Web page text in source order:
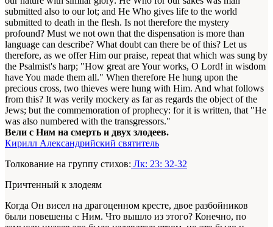
submitted also to our lot; and He Who gives life to the world
submitted to death in the flesh. Is not therefore the mystery
profound? Must we not own that the dispensation is more than
language can describe? What doubt can there be of this? Let us
therefore, as we offer Him our praise, repeat that which was sung by
the Psalmist's harp; "How great are Your works, O Lord! in wisdom
have You made them all." When therefore He hung upon the
precious cross, two thieves were hung with Him. And what follows
from this? It was verily mockery as far as regards the object of the
Jews; but the commemoration of prophecy: for it is written, that "He
was also numbered with the transgressors."
Вели с Ним на смерть и двух злодеев.
Кирилл Александрийский святитель
Толкование на группу стихов: Лк: 23: 32-32
Причтенный к злодеям
Когда Он висел на драгоценном кресте, двое разбойников
были повешены с Ним. Что вышло из этого? Конечно, по